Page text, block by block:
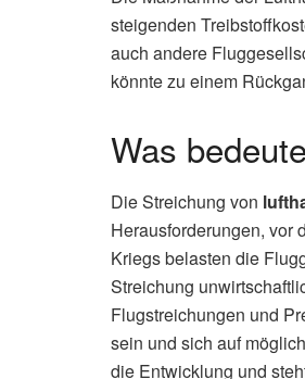
steigenden
auch andere
könnte zu einem
Was
Die Streichung von
Herausforderungen, vor
Kriegs belasten die
Streichung
Flugstreichungen und
sein und sich auf
die Entwicklung und